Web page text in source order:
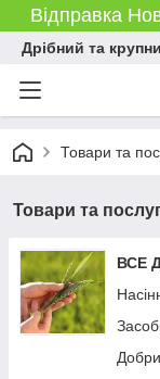
Відправка
Дрібний та
Товари та
Товари та
ВСЕ